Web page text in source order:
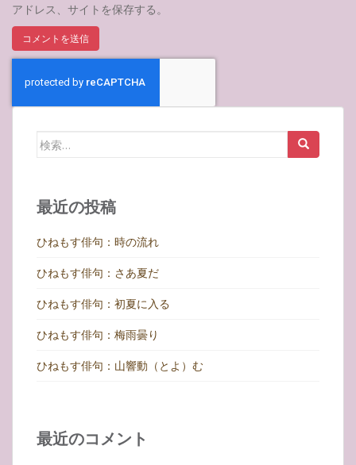
アドレス、サイトを保存する。
検
最近の投稿
ひねもす俳句：時の流れ
ひねもす俳句：さあ夏だ
ひねもす俳句：初夏に入る
ひねもす俳句：梅雨曇り
ひねもす俳句：山響動（とよ）む
最近のコメント